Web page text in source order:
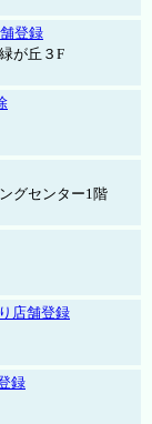
登録
が丘３F
グセンター1階
店舗登録
録